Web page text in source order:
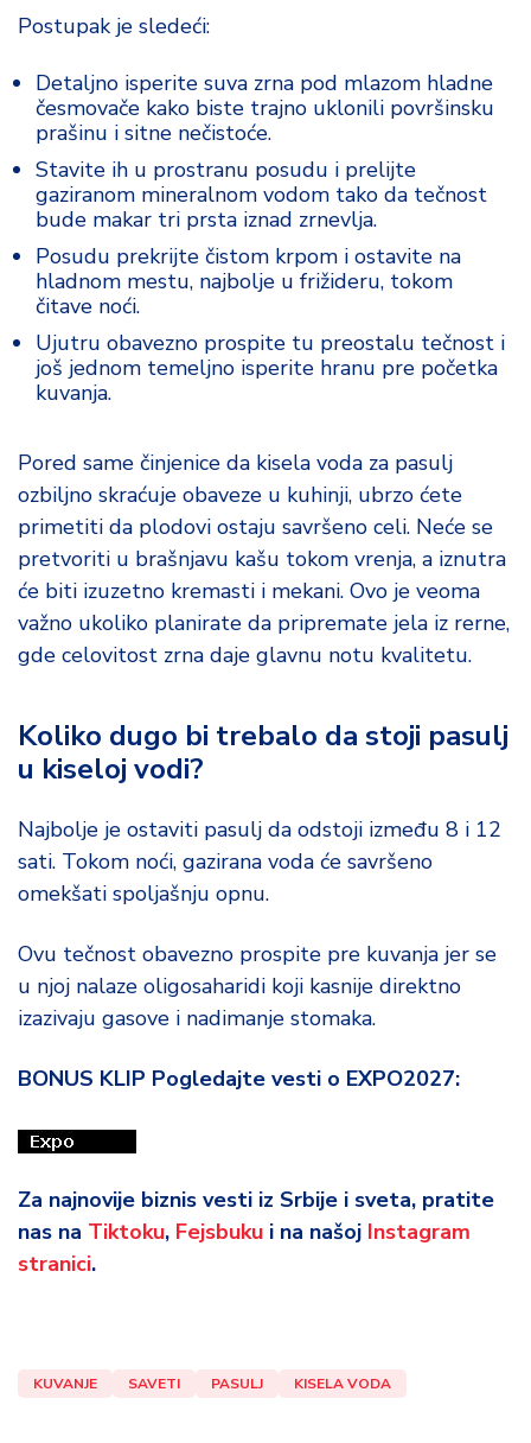
Postupak je sledeći:
Detaljno isperite suva zrna pod mlazom hladne
česmovače kako biste trajno uklonili površinsku
prašinu i sitne nečistoće.
Stavite ih u prostranu posudu i prelijte
gaziranom mineralnom vodom tako da tečnost
bude makar tri prsta iznad zrnevlja.
Posudu prekrijte čistom krpom i ostavite na
hladnom mestu, najbolje u frižideru, tokom
čitave noći.
Ujutru obavezno prospite tu preostalu tečnost i
još jednom temeljno isperite hranu pre početka
kuvanja.
Pored same činjenice da kisela voda za pasulj
ozbiljno skraćuje obaveze u kuhinji, ubrzo ćete
primetiti da plodovi ostaju savršeno celi. Neće se
pretvoriti u brašnjavu kašu tokom vrenja, a iznutra
će biti izuzetno kremasti i mekani. Ovo je veoma
važno ukoliko planirate da pripremate jela iz rerne,
gde celovitost zrna daje glavnu notu kvalitetu.
Koliko dugo bi trebalo da stoji pasulj
u kiseloj vodi?
Najbolje je ostaviti pasulj da odstoji između 8 i 12
sati. Tokom noći, gazirana voda će savršeno
omekšati spoljašnju opnu.
Ovu tečnost obavezno prospite pre kuvanja jer se
u njoj nalaze oligosaharidi koji kasnije direktno
izazivaju gasove i nadimanje stomaka.
BONUS KLIP Pogledajte vesti o EXPO2027:
Za najnovije biznis vesti iz Srbije i sveta, pratite
nas na Tiktoku, Fejsbuku i na našoj Instagram
stranici.
KUVANJE SAVETI PASULJ KISELA VODA